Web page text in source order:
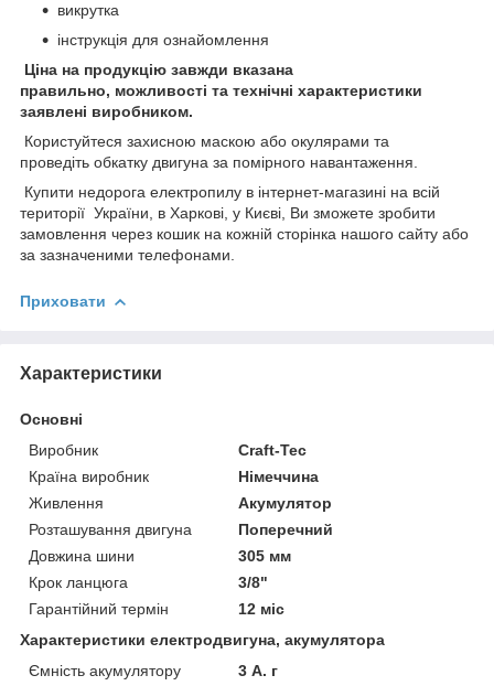
викрутка
інструкція для ознайомлення
Ціна на продукцію завжди вказана
правильно, можливості та технічні характеристики
заявлені виробником.
Користуйтеся захисною маскою або окулярами та
проведіть обкатку двигуна за помірного навантаження.
Купити недорога електропилу в інтернет-магазині на всій
території України, в Харкові, у Києві, Ви зможете зробити
замовлення через кошик на кожній сторінка нашого сайту або
за зазначеними телефонами.
Приховати
Характеристики
Основні
Виробник
Craft-Tec
Країна виробник
Німеччина
Живлення
Акумулятор
Розташування двигуна
Поперечний
Довжина шини
305 мм
Крок ланцюга
3/8"
Гарантійний термін
12 міс
Характеристики електродвигуна, акумулятора
Ємність акумулятору
3 А. г